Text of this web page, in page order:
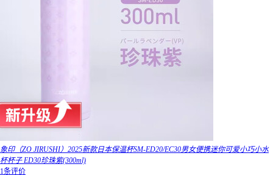
象印（ZO JIRUSHI）2025新款日本保温杯SM-ED20/EC30男女便携迷你可爱小巧小水
杯杯子 ED30珍珠紫(300ml)
1条评价